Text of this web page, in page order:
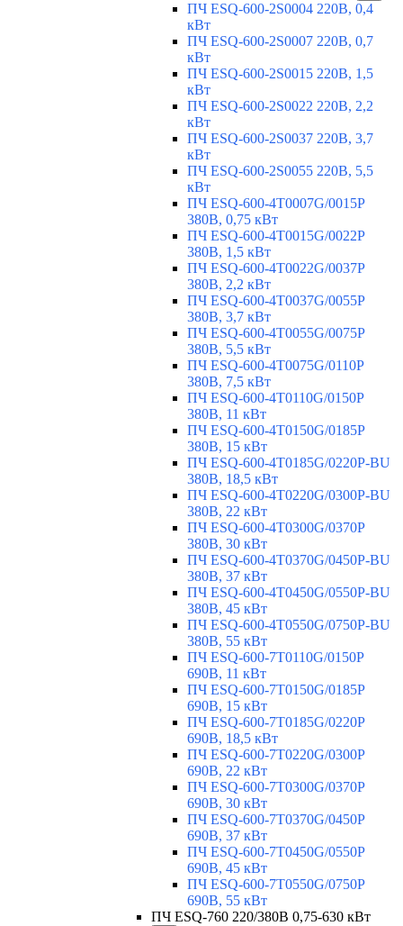
ПЧ ESQ-600-2S0004 220В, 0,4
кВт
ПЧ ESQ-600-2S0007 220В, 0,7
кВт
ПЧ ESQ-600-2S0015 220В, 1,5
кВт
ПЧ ESQ-600-2S0022 220В, 2,2
кВт
ПЧ ESQ-600-2S0037 220В, 3,7
кВт
ПЧ ESQ-600-2S0055 220В, 5,5
кВт
ПЧ ESQ-600-4T0007G/0015P
380В, 0,75 кВт
ПЧ ESQ-600-4T0015G/0022P
380В, 1,5 кВт
ПЧ ESQ-600-4T0022G/0037P
380В, 2,2 кВт
ПЧ ESQ-600-4T0037G/0055P
380В, 3,7 кВт
ПЧ ESQ-600-4T0055G/0075P
380В, 5,5 кВт
ПЧ ESQ-600-4T0075G/0110P
380В, 7,5 кВт
ПЧ ESQ-600-4T0110G/0150P
380В, 11 кВт
ПЧ ESQ-600-4T0150G/0185P
380В, 15 кВт
ПЧ ESQ-600-4T0185G/0220P-BU
380В, 18,5 кВт
ПЧ ESQ-600-4T0220G/0300P-BU
380В, 22 кВт
ПЧ ESQ-600-4T0300G/0370P
380В, 30 кВт
ПЧ ESQ-600-4T0370G/0450P-BU
380В, 37 кВт
ПЧ ESQ-600-4T0450G/0550P-BU
380В, 45 кВт
ПЧ ESQ-600-4T0550G/0750P-BU
380В, 55 кВт
ПЧ ESQ-600-7T0110G/0150P
690В, 11 кВт
ПЧ ESQ-600-7T0150G/0185P
690В, 15 кВт
ПЧ ESQ-600-7T0185G/0220P
690В, 18,5 кВт
ПЧ ESQ-600-7T0220G/0300P
690В, 22 кВт
ПЧ ESQ-600-7T0300G/0370P
690В, 30 кВт
ПЧ ESQ-600-7T0370G/0450P
690В, 37 кВт
ПЧ ESQ-600-7T0450G/0550P
690В, 45 кВт
ПЧ ESQ-600-7T0550G/0750P
690В, 55 кВт
ПЧ ESQ-760 220/380В 0,75-630 кВт